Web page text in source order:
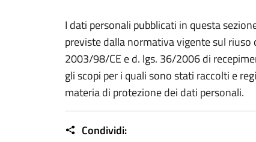
I dati personali pubblicati in questa
previste dalla normativa vigente sul
2003/98/CE e d. lgs. 36/2006 di
gli scopi per i quali sono stati raccolti e
materia di protezione dei dati personali.
Condividi: